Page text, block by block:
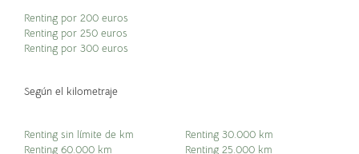
Renting por 200 euros
Renting por 250 euros
Renting por 300 euros
Según el kilometraje
Renting sin límite de km
Renting 60.000 km
Renting 30.000 km
Renting 25.000 km